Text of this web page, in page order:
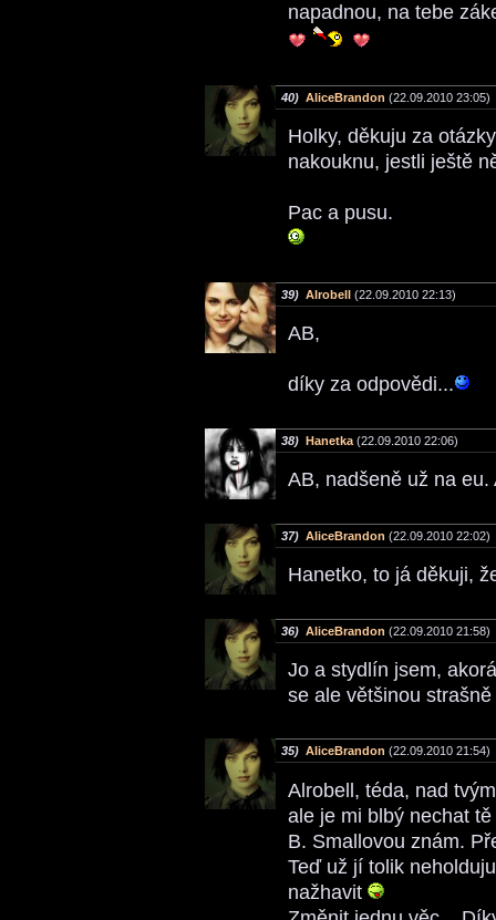
napadnou, na tebe
40) AliceBrandon (22.09.2010 23:05)
Holky, děkuju za
nakouknu, jestli ještě
Pac a pusu.
39) Alrobell (22.09.2010 22:13)
AB,
díky za odpovědi...
38) Hanetka (22.09.2010 22:06)
AB, nadšeně už na eu.
37) AliceBrandon (22.09.2010 22:02)
Hanetko, to já děkuji,
36) AliceBrandon (22.09.2010 21:58)
Jo a stydlín jsem,
se ale většinou
35) AliceBrandon (22.09.2010 21:54)
Alrobell, téda, nad
ale je mi blbý nechat
B. Smallovou znám.
Teď už jí tolik
nažhavit